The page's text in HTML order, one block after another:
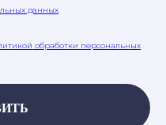
данных
обработки персональных